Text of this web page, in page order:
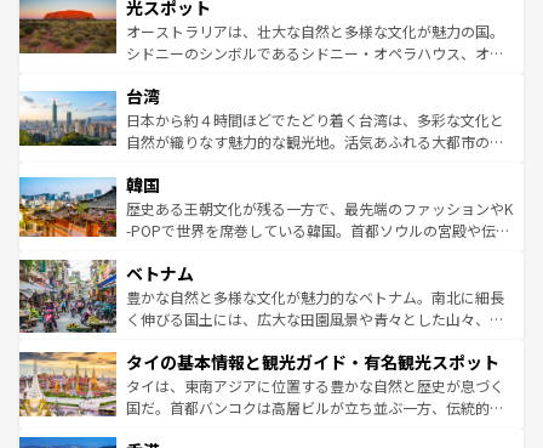
るだろう。車でのロードトリップや列車の旅も、アメリカ
ならではの贅沢な旅のスタイルだ。 なお、新着のアメリカ
情報は コンテンツ一覧 を参照してほしい。
島だが、静かな自然を求めるならマウイ島やカウアイ島が
おすすめ。エメラルドグリーンに輝く海をはじめ、豊かな
文化や歴史が息づいている。「アロハスピリット」と呼ば
人々、おいしいローカルフードやハワイアンミュージッ
ク、伝統的なフラダンスなど、すべてがハワイの魅力を彩
っている。訪れるたびに新しい発見と感動が待っているハ
はコンテンツ一覧
光スポット
オーストラリアは、壮大な自然と多様な文化が魅力の国。
シドニーのシンボルであるシドニー・オペラハウス、オー
リアリーフや大陸中央部にそびえるウルル（エアーズロッ
ク）、タスマニアの美しい原生林やケアンズの熱帯雨林な
ど、見どころがたくさん。また、カフェやワイン、オージ
いる。アクティビティも充実しており、サーフィンやダイ
ビング、ハイキングなど、アウトドア好きにはたまらな
い。オーストラリアの多彩な魅力を存分に味わいつくそ
参照してほしい。
台湾
日本から約４時間ほどでたどり着く台湾は、多彩な文化と
自然が織りなす魅力的な観光地。活気あふれる大都市の台
ン）、静ひつな山岳地帯である台湾東部など、都市の喧騒
と山間の静けさが共存しており、訪れる人に新しい発見と
驚きをもたらしてくれる。また、奥深い台湾の食文化も魅
容にもいいと評判のスイーツなど、バラエティ豊かな料理
が味わえる。 なお、新着の台湾情報は コンテンツ一覧を参
照してほしい。
韓国
歴史ある王朝文化が残る一方で、最先端のファッションやK
-POPで世界を席巻している韓国。首都ソウルの宮殿や伝統
き、地方に足を延ばせば四季折々の自然美を楽しむことが
できる。そして、キムチや焼肉、絶品のストリートフード
まで、さまざまな韓国料理が待っている。夜には、韓国な
リティに包まれながら、韓国の多彩な魅力を心ゆくまで味
わってみてほしい。 なお、新着の韓国情報はコンテンツ一
覧を参照してほしい。
ベトナム
豊かな自然と多様な文化が魅力的なベトナム。南北に細長
く伸びる国土には、広大な田園風景や青々とした山々、世
急速な発展と共に伝統が息づく。ハノイの古い町並みやホ
ーチミン市のフランス統治時代の建物も、独特の雰囲気を
醸し出している。また、バラエティの豊かさとおいしさで
タイの基本情報と観光ガイド・有名観光スポット
タイは、東南アジアに位置する豊かな自然と歴史が息づく
国だ。首都バンコクは高層ビルが立ち並ぶ一方、伝統的な